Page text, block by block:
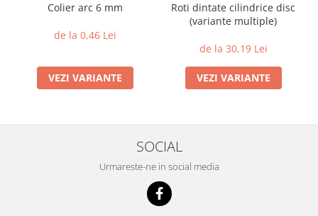
Colier arc 6 mm
de la 0,46 Lei
VEZI VARIANTE
Roti dintate cilindrice disc
(variante multiple)
de la 30,19 Lei
VEZI VARIANTE
SOCIAL
Urmareste-ne in social media